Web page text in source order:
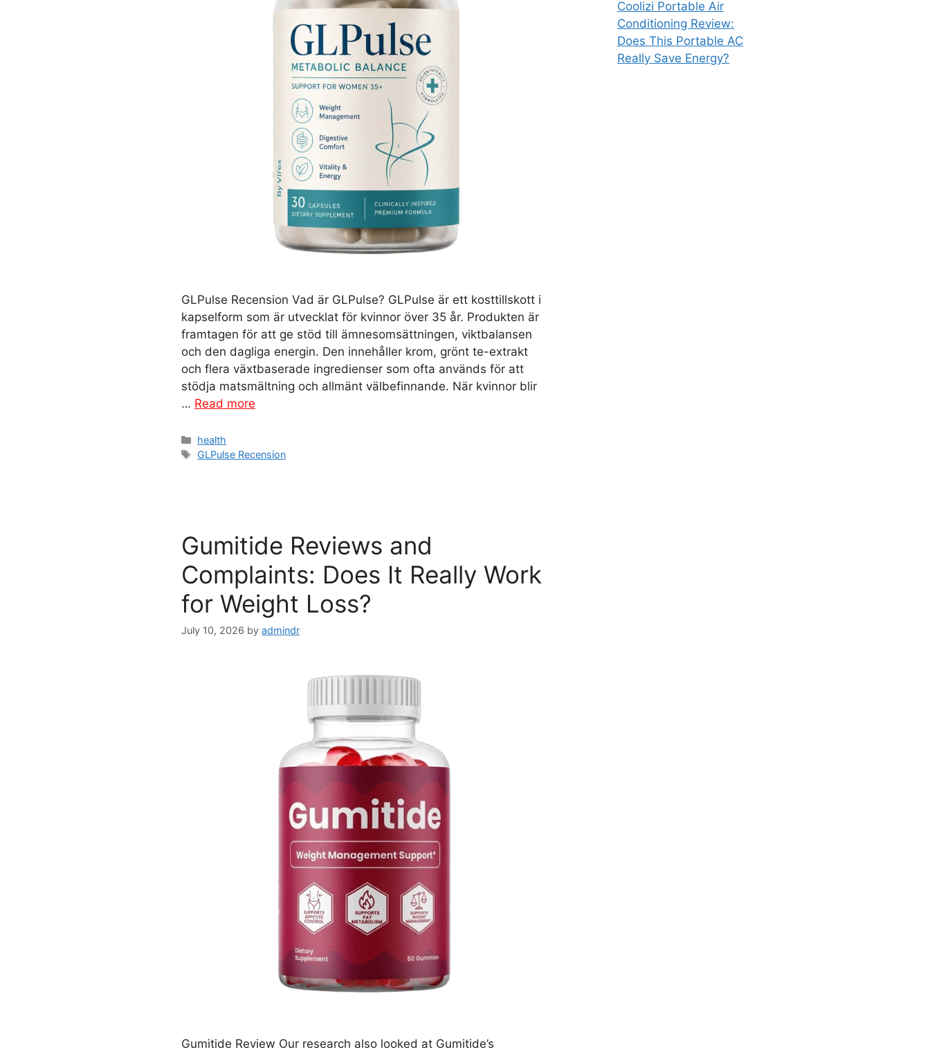
GLPulse Recension Vad är GLPulse? GLPulse är ett kosttillskott i
kapselform som är utvecklat för kvinnor över 35 år. Produkten är
framtagen för att ge stöd till ämnesomsättningen, viktbalansen
och den dagliga energin. Den innehåller krom, grönt te-extrakt
och flera växtbaserade ingredienser som ofta används för att
stödja matsmältning och allmänt välbefinnande. När kvinnor blir
… Read more
Categories
health
Tags
GLPulse Recension
Gumitide Reviews and
Complaints: Does It Really Work
for Weight Loss?
July 10, 2026 by admindr
Gumitide Review Our research also looked at Gumitide’s
Coolizi Portable Air
Conditioning Review:
Does This Portable AC
Really Save Energy?